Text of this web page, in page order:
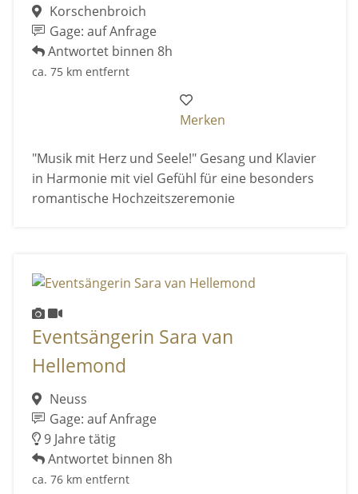
Korschenbroich
Gage: auf Anfrage
Antwortet binnen 8h
ca. 75 km entfernt
Merken
"Musik mit Herz und Seele!" Gesang und Klavier
in Harmonie mit viel Gefühl für eine besonders
romantische Hochzeitszeremonie
Eventsängerin Sara van
Hellemond
Neuss
Gage: auf Anfrage
9 Jahre tätig
Antwortet binnen 8h
ca. 76 km entfernt